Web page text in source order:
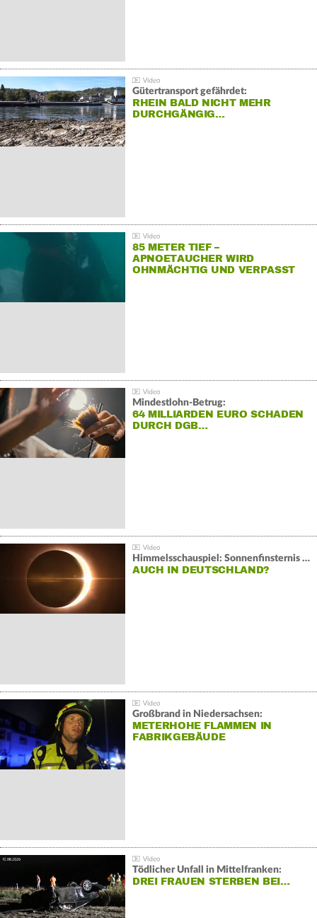
Gütertransport gefährdet:
RHEIN BALD NICHT MEHR
DURCHGÄNGIG…
85 METER TIEF –
APNOETAUCHER WIRD
OHNMÄCHTIG UND VERPASST
Mindestlohn-Betrug:
64 MILLIARDEN EURO SCHADEN
DURCH DGB…
Himmelsschauspiel: Sonnenfinsternis über Spanien
AUCH IN DEUTSCHLAND?
Großbrand in Niedersachsen:
METERHOHE FLAMMEN IN
FABRIKGEBÄUDE
Tödlicher Unfall in Mittelfranken:
DREI FRAUEN STERBEN BEI…